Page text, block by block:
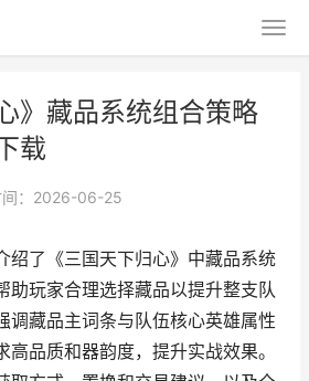
》藏品系统组合策略
载
间：2026-06-25
绍了《三国天下归心》中藏品系统
助玩家合理选择藏品以提升整支队
调藏品主词条与队伍核心英雄属性
高品质和器韵度，提升实战效果。